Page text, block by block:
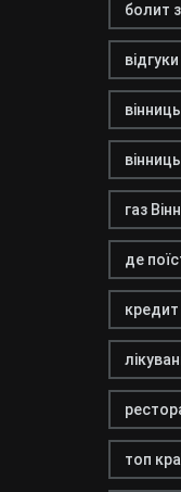
болит
газ
де
топ